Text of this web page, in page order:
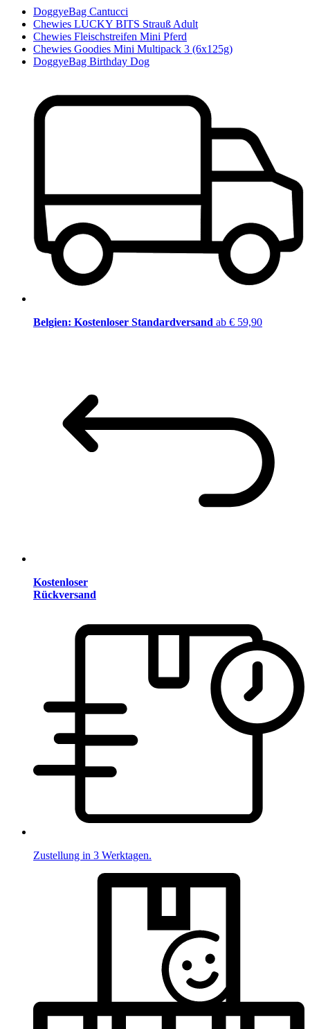
DoggyeBag Cantucci
Chewies LUCKY BITS Strauß Adult
Chewies Fleischstreifen Mini Pferd
Chewies Goodies Mini Multipack 3 (6x125g)
DoggyeBag Birthday Dog
Belgien: Kostenloser Standardversand ab € 59,90
Kostenloser
Rückversand
Zustellung in 3 Werktagen.